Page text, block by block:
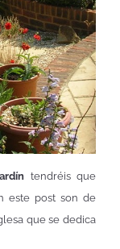
tendréis que
este post son de
que se dedica